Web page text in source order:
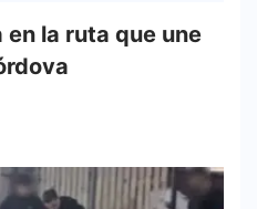
la ruta que une